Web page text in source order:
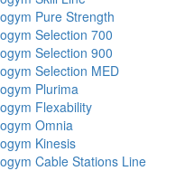
Pure Strength
Selection 700
Selection 900
Selection MED
Plurima
Flexability
Omnia
Kinesis
Cable Stations Line